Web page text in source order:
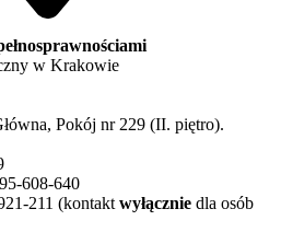
w Krakowie
Pokój nr 229 (II. piętro).
608-640
211 (kontakt wyłącznie dla osób